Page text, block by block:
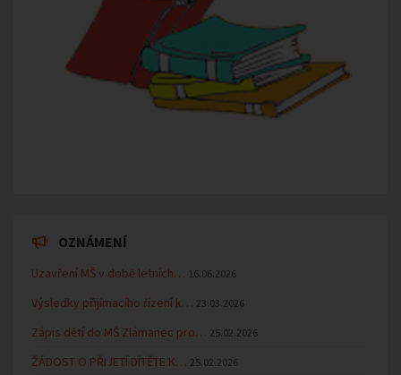
OZNÁMENÍ
Uzavření MŠ v době letních… 16.06.2026
Výsledky přijímacího řízení k… 23.03.2026
Zápis dětí do MŠ Zlámanec pro… 25.02.2026
ŽÁDOST O PŘIJETÍ DÍTĚTE K… 25.02.2026